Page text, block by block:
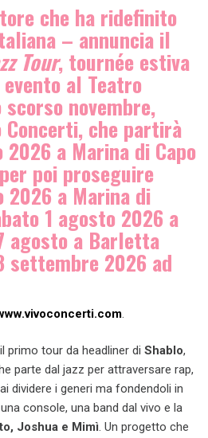
che ha ridefinito
– annuncia il
Tour, tournée estiva
al Teatro
novembre,
che partirà
a Marina di Capo
poi proseguire
a Marina di
1 agosto 2026 a
agosto a Barletta
settembre 2026 ad
.
primo tour da headliner di Shablo,
parte dal jazz per attraversare rap,
dividere i generi ma fondendoli in
console, una band dal vivo e la
Joshua e Mimì. Un progetto che